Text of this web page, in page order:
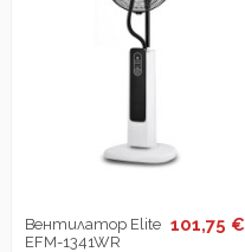
Вентилатор Elite
EFM-1341WR
101,75 €